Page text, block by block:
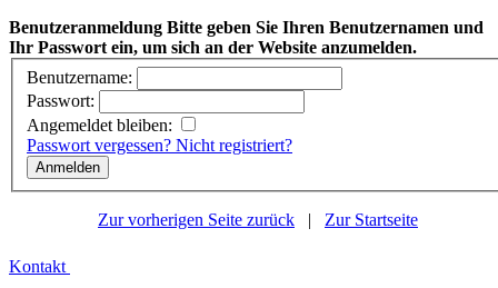
Benutzeranmeldung Bitte geben Sie Ihren Benutzernamen und
Ihr Passwort ein, um sich an der Website anzumelden.
Benutzername:
Passwort:
Angemeldet bleiben:
Passwort vergessen? Nicht registriert?
Zur vorherigen Seite zurück | Zur Startseite
Kontakt